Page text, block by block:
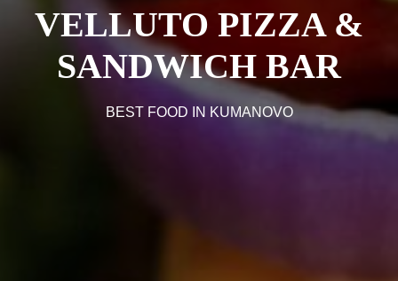
VELLUTO PIZZA &
SANDWICH BAR
BEST FOOD IN KUMANOVO